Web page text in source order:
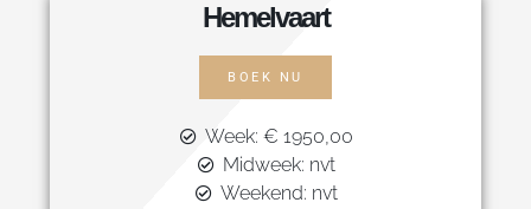
Hemelvaart
BOEK NU
Week: € 1950,00
Midweek: nvt
Weekend: nvt